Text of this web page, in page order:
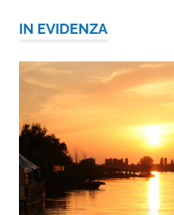
IN EVIDENZA